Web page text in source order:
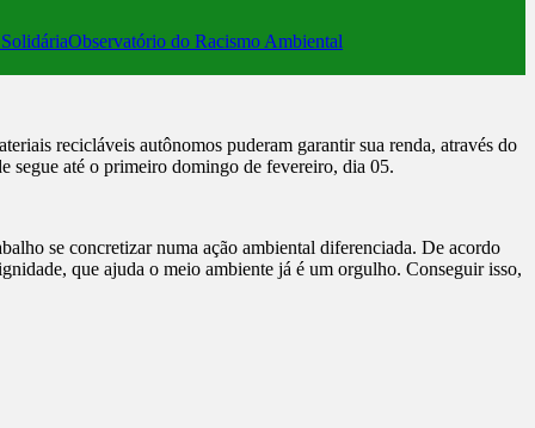
Observatório do Racismo Ambiental
recicláveis autônomos puderam garantir sua renda, através do
até o primeiro domingo de fevereiro, dia 05.
se concretizar numa ação ambiental diferenciada. De acordo
que ajuda o meio ambiente já é um orgulho. Conseguir isso,